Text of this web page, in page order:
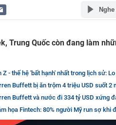
Trung Quốc còn đang làm
- thế hệ 'bất hạnh' nhất trong lịch sử: Lo lắng
Buffett bị ăn trộm 4 triệu USD suốt 2 năm qua, cảnh sát hạ
Buffett và nước đi 334 tỷ USD xứng đáng ghi
Fintech: 80% người Mỹ run sợ khi đến ngân hàng cũng bị coi